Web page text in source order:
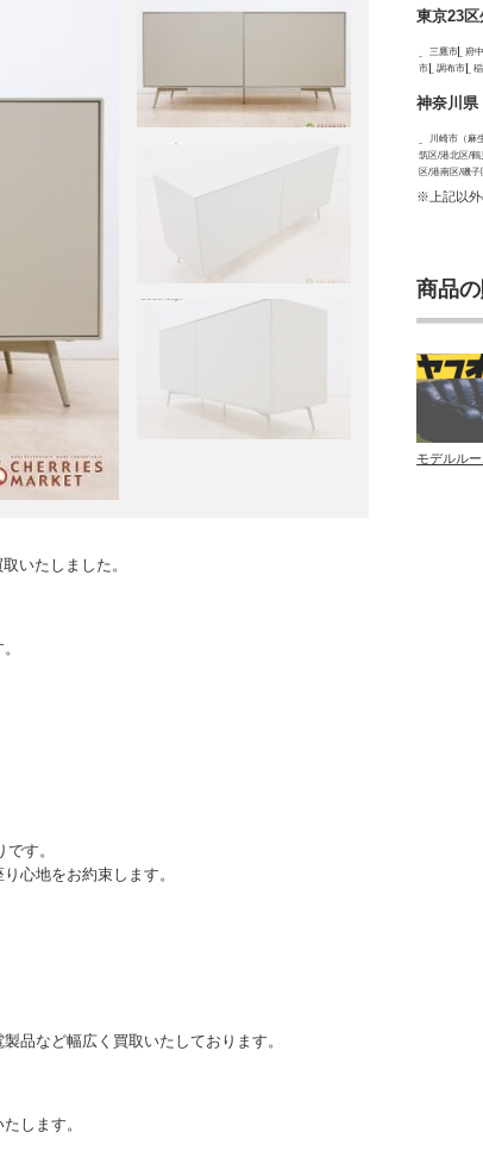
いたしました。
す。
心地をお約束します。
品など幅広く買取いたしております。
します。
東京23区
三鷹市 府
市
調布市
神奈川県
川崎市（麻
筑区/港北区/
区/港南区/磯子
※上記以外
商品
モデルル